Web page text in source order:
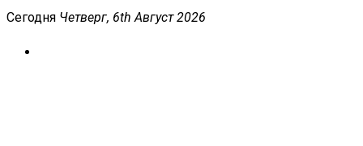
Перейти
Сегодня Четверг, 6th Август 2026